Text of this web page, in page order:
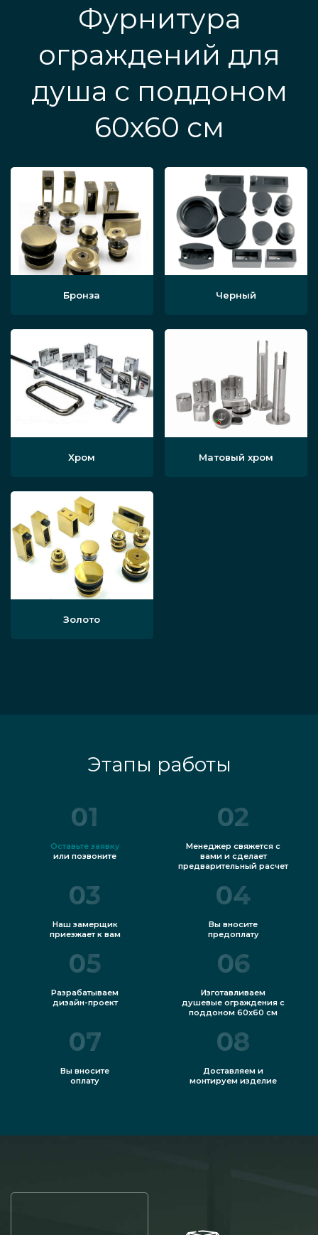
Фурнитура
ограждений для
душа с поддоном
60х60 см
Бронза Черный
Хром Матовый хром
Золото
Этапы работы
01
Оставьте заявку
или позвоните
02
Менеджер свяжется с
вами и сделает
предварительный расчет
03
Наш замерщик
приезжает к вам
04
Вы вносите
предоплату
05
Разрабатываем
дизайн-проект
06
Изготавливаем
душевые ограждения с
поддоном 60х60 см
07
Вы вносите
оплату
08
Доставляем и
монтируем изделие